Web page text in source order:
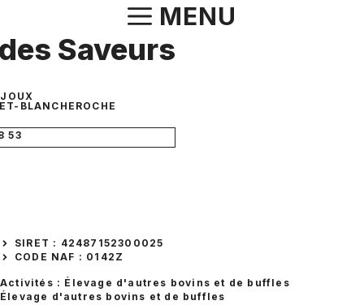
au
contenu
MENU
Saveurs
BLANCHEROCHE
53
SIRET : 42487152300025
CODE NAF : 0142Z
Activités : Élevage d'autres bovins et de buffles
Élevage d'autres bovins et de buffles